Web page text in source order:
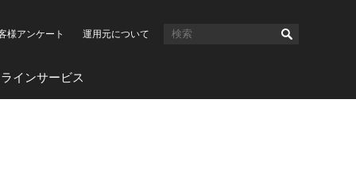
様アンケート 運用元について
インサービス